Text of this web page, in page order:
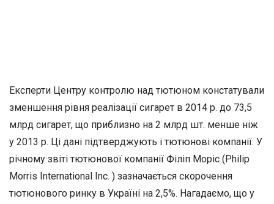
Експерти Центру контролю над тютюном констатували
зменшення рівня реалізації сигарет в 2014 р. до 73,5
млрд сигарет, що приблизно на 2 млрд шт. менше ніж
у 2013 р. Ці дані підтверджують і тютюнові компанії. У
річному звіті тютюнової компанії Філіп Моріс (Philip
Morris International Inc. ) зазначається скорочення
тютюнового ринку в Україні на 2,5%. Нагадаємо, що у